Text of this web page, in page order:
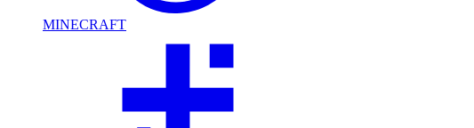
MINECRAFT